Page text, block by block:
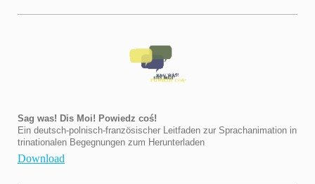
Sag was! Dis Moi! Powiedz coś!
Ein deutsch-polnisch-französischer Leitfaden zur Sprachanimation in
trinationalen Begegnungen zum Herunterladen
Download